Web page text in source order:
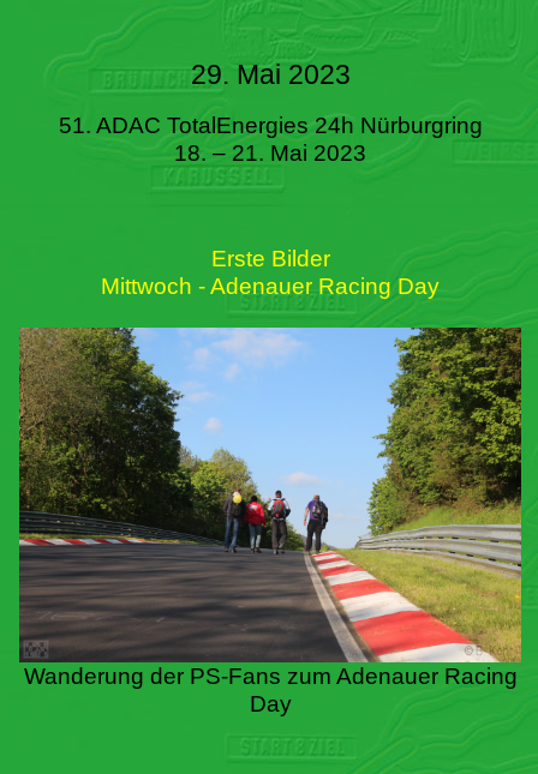
29. Mai 2023
51. ADAC TotalEnergies 24h Nürburgring
18. – 21. Mai 2023
Erste Bilder
Mittwoch - Adenauer Racing Day
Wanderung der PS-Fans zum Adenauer Racing
Day